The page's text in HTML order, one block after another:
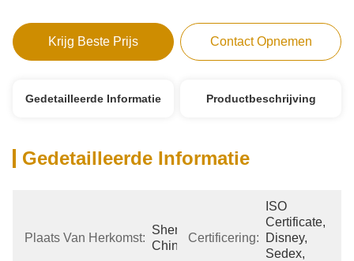
Krijg Beste Prijs Contact Opnemen
Gedetailleerde Informatie Productbeschrijving
Gedetailleerde Informatie
Plaats Van Herkomst:
Shenzhen
China
Certificering:
ISO
Certificate,
Disney,
Sedex,